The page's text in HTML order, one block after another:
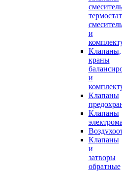
и
Клапаны,
краны
и
Клапаны
Клапаны
Клапаны
и
затворы
обратные